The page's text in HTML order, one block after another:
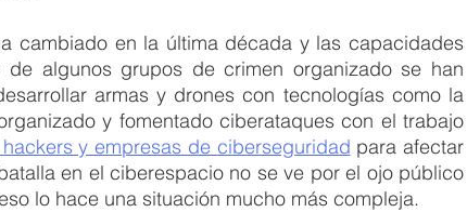
LEY PROPIEDAD INDUSTRIAL geopolitica
data center energía eléctrica consumo global
cambiado en la última década y las capacidades
algunos grupos de crimen organizado se han
armas y drones con tecnologías como la
y empresas de ciberseguridad para afectar
en el ciberespacio no se ve por el ojo público
lo hace una situación mucho más compleja.